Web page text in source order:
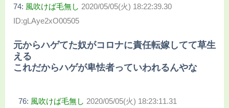
74: 風吹けば毛無し 2020/05/05(火) 18:22:39.30
ID:gLAye2xO00505
元からハゲてた奴がコロナに責任転嫁してて草生
える
これだからハゲが卑怯者っていわれるんやな
76: 風吹けば毛無し 2020/05/05(火) 18:23:11.31